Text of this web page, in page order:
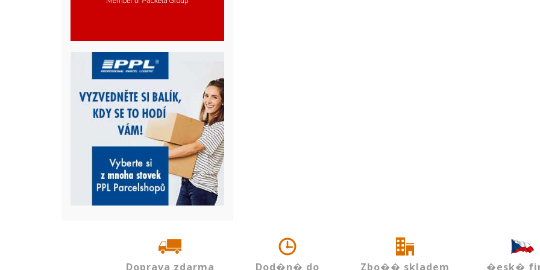
Doprava zdarma
Dod�n� do
Zbo�� skladem
�esk�